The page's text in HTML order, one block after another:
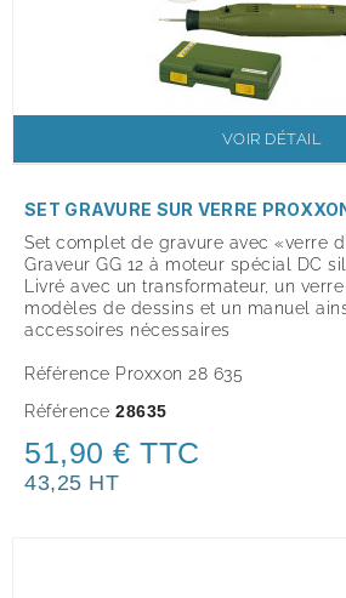
VOIR DÉTAIL
SET GRAVURE SUR VERRE
Set complet de gravure avec «verre
Graveur GG 12 à moteur spécial DC
Livré avec un transformateur, un verre
modèles de dessins et un manuel
accessoires nécessaires
Référence Proxxon 28 635
Référence 28635
51,90 € TTC
43,25 HT